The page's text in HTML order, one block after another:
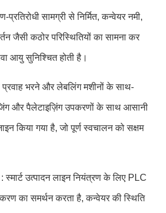
प्रतिरोधी सामग्री से निर्मित, कन्वेयर नमी,
जैसी कठोर परिस्थितियों का सामना कर
आयु सुनिश्चित होती है।
प्रवाह भरने और लेबलिंग मशीनों के साथ-
और पैलेटाइज़िंग उपकरणों के साथ आसानी
किया गया है, जो पूर्ण स्वचालन को सक्षम
: स्मार्ट उत्पादन लाइन नियंत्रण के लिए PLC
का समर्थन करता है, कन्वेयर की स्थिति